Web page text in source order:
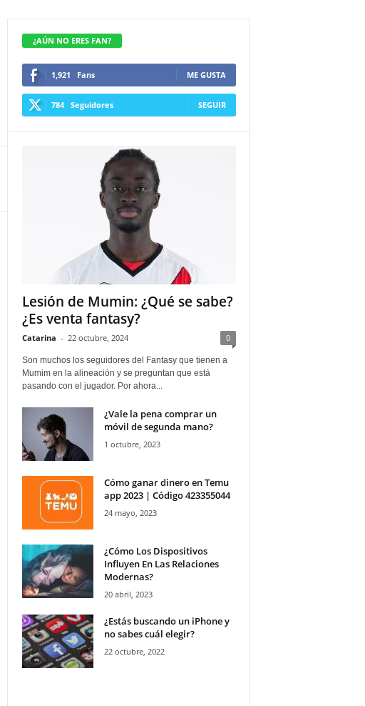
¿AÚN NO ERES FAN?
1,921 Fans ME GUSTA
784 Seguidores SEGUIR
Lesión de Mumin: ¿Qué se sabe?
¿Es venta fantasy?
Catarina - 22 octubre, 2024 0
Son muchos los seguidores del Fantasy que tienen a
Mumim en la alineación y se preguntan que está
pasando con el jugador. Por ahora...
¿Vale la pena comprar un
móvil de segunda mano?
1 octubre, 2023
Cómo ganar dinero en Temu
app 2023 | Código 423355044
24 mayo, 2023
¿Cómo Los Dispositivos
Influyen En Las Relaciones
Modernas?
20 abril, 2023
¿Estás buscando un iPhone y
no sabes cuál elegir?
22 octubre, 2022